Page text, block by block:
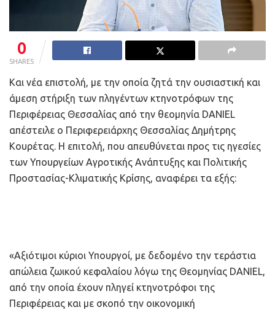
0
SHARES
Και νέα επιστολή, με την οποία ζητά την ουσιαστική και
άμεση στήριξη των πληγέντων κτηνοτρόφων της
Περιφέρειας Θεσσαλίας από την θεομηνία DANIEL
απέστειλε ο Περιφερειάρχης Θεσσαλίας Δημήτρης
Κουρέτας. Η επιτολή, που απευθύνεται προς τις ηγεσίες
των Υπουργείων Αγροτικής Ανάπτυξης και Πολιτικής
Προστασίας-Κλιματικής Κρίσης, αναφέρει τα εξής:
«Αξιότιμοι κύριοι Υπουργοί, με δεδομένο την τεράστια
απώλεια ζωικού κεφαλαίου λόγω της Θεομηνίας DANIEL,
από την οποία έχουν πληγεί κτηνοτρόφοι της
Περιφέρειας και με σκοπό την οικονομική